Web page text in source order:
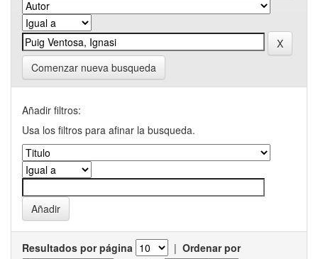
Comenzar nueva busqueda
Añadir filtros:
Usa los filtros para afinar la busqueda.
Resultados por página | Ordenar por